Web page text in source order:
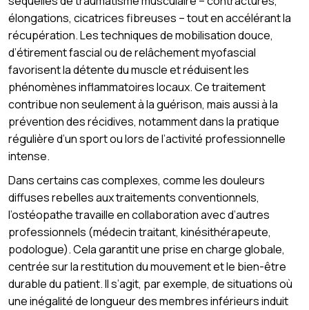
élongations, cicatrices fibreuses – tout en accélérant la
récupération. Les techniques de mobilisation douce,
d’étirement fascial ou de relâchement myofascial
favorisent la détente du muscle et réduisent les
phénomènes inflammatoires locaux. Ce traitement
contribue non seulement à la guérison, mais aussi à la
prévention des récidives, notamment dans la pratique
régulière d’un sport ou lors de l’activité professionnelle
intense.
Dans certains cas complexes, comme les douleurs
diffuses rebelles aux traitements conventionnels,
l’ostéopathe travaille en collaboration avec d’autres
professionnels (médecin traitant, kinésithérapeute,
podologue). Cela garantit une prise en charge globale,
centrée sur la restitution du mouvement et le bien-être
durable du patient. Il s’agit, par exemple, de situations où
une inégalité de longueur des membres inférieurs induit